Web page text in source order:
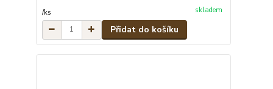
/ks skladem
Přidat do košíku